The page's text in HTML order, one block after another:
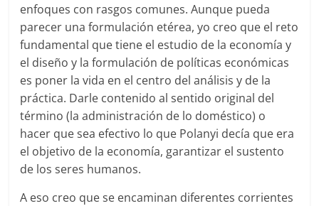
enfoques con rasgos comunes. Aunque pueda
parecer una formulación etérea, yo creo que el reto
fundamental que tiene el estudio de la economía y
el diseño y la formulación de políticas económicas
es poner la vida en el centro del análisis y de la
práctica. Darle contenido al sentido original del
término (la administración de lo doméstico) o
hacer que sea efectivo lo que Polanyi decía que era
el objetivo de la economía, garantizar el sustento
de los seres humanos.
A eso creo que se encaminan diferentes corrientes